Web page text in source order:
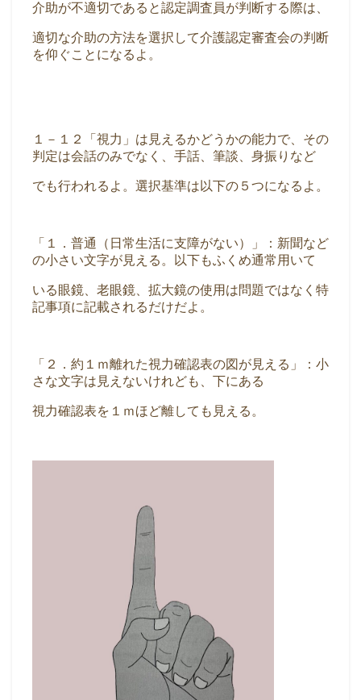
介助が不適切であると認定調査員が判断する際は、
適切な介助の方法を選択して介護認定審査会の判断
を仰ぐことになるよ。
１－１２「視力」は見えるかどうかの能力で、その
判定は会話のみでなく、手話、筆談、身振りなど
でも行われるよ。選択基準は以下の５つになるよ。
「１．普通（日常生活に支障がない）」：新聞など
の小さい文字が見える。以下もふくめ通常用いて
いる眼鏡、老眼鏡、拡大鏡の使用は問題ではなく特
記事項に記載されるだけだよ。
「２．約１ｍ離れた視力確認表の図が見える」：小
さな文字は見えないけれども、下にある
視力確認表を１ｍほど離しても見える。